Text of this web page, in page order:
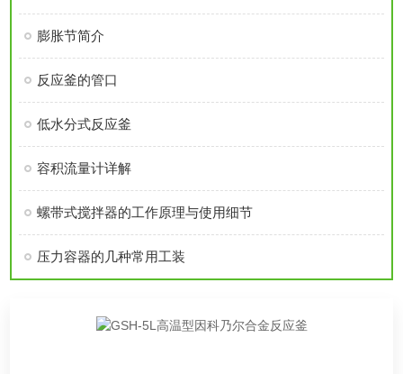
膨胀节简介
反应釜的管口
低水分式反应釜
容积流量计详解
螺带式搅拌器的工作原理与使用细节
压力容器的几种常用工装